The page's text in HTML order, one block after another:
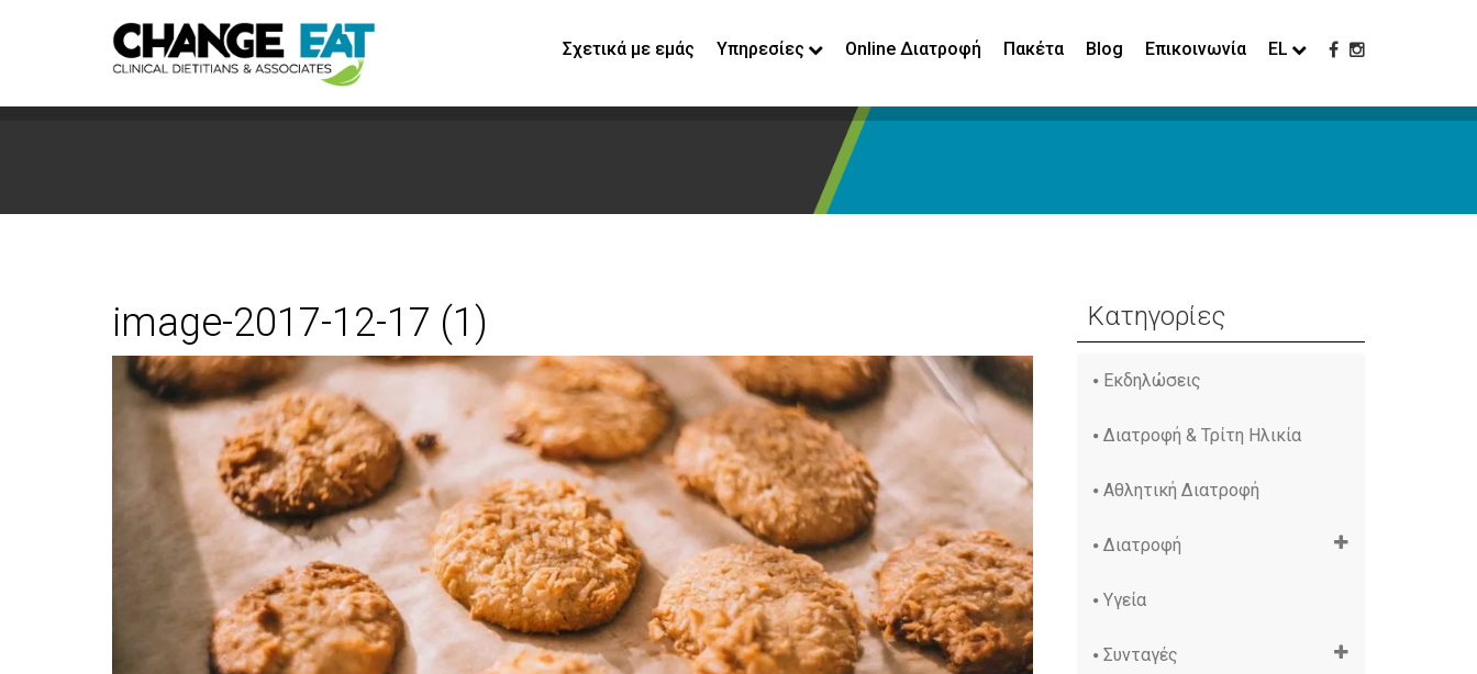
Σχετικά με εμάς Υπηρεσίες Online Διατροφή Πακέτα Blog Επικοινωνία EL
image-2017-12-17 (1) Κατηγορίες
Εκδηλώσεις
Διατροφή & Τρίτη Ηλικία
Αθλητική Διατροφή
Διατροφή
Υγεία
Συνταγές